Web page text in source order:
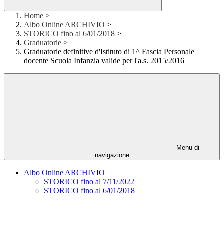
Home >
Albo Online ARCHIVIO >
STORICO fino al 6/01/2018 >
Graduatorie >
Graduatorie definitive d'Istituto di 1^ Fascia Personale
docente Scuola Infanzia valide per l'a.s. 2015/2016
Menu di
navigazione
Albo Online ARCHIVIO
STORICO fino al 7/11/2022
STORICO fino al 6/01/2018